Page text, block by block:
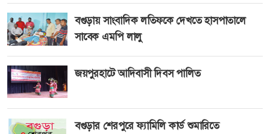
বগুড়ায় সাংবাদিক লতিফকে দেখতে হাসপাতালে
সাবেক এমপি লালু
জয়পুরহাটে আদিবাসী দিবস পালিত
বগুড়ার শেরপুরে ফ্যামিলি কার্ড শুমারিতে